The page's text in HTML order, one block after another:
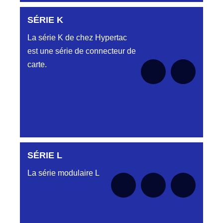
Aucune pièce disponible pour cette série pour
SÉRIE K
La série K de chez Hypertac
est une série de connecteur de
carte.
SÉRIE KAA
SÉRIE L
La série modulaire L